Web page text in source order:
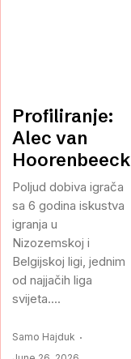
Profiliranje:
Alec van
Hoorenbeeck
Poljud dobiva igrača
sa 6 godina iskustva
igranja u
Nizozemskoj i
Belgijskoj ligi, jednim
od najjačih liga
svijeta....
Samo Hajduk